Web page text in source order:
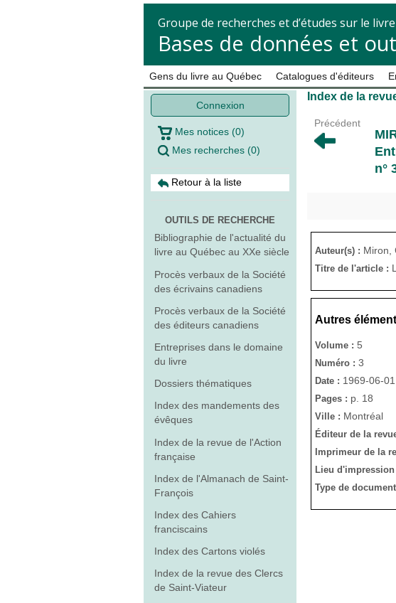
Groupe de recherches et d’études sur le
Bases de données et
Gens du livre au Québec Catalogues d'éditeurs
Connexion
Mes notices (0)
Mes recherches (0)
Retour à la liste
OUTILS DE RECHERCHE
Bibliographie de l'actualité du
livre au Québec au XXe siècle
Procès verbaux de la Société
des écrivains canadiens
Procès verbaux de la Société
des éditeurs canadiens
Entreprises dans le domaine
du livre
Dossiers thématiques
Index des mandements des
évêques
Index de la revue de l'Action
française
Index de l'Almanach de Saint-
François
Index des Cahiers
franciscains
Index des Cartons violés
Index de la revue des Clercs
de Saint-Viateur
Index de la
Précédent
n°
Auteur(s) : Miron,
Titre de l'article :
Autres
Volume : 5
Numéro : 3
Date : 1969-06-01
Pages : p. 18
Ville : Montréal
Éditeur de la
Imprimeur de la
Lieu d'impression
Type de